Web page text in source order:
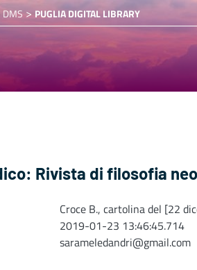
DMS > PUGLIA DIGITAL LIBRARY
Rivista di filosofia
Croce B., cartolina del [22
2019-01-23 13:46:45.714
sarameledandri@gmail.com